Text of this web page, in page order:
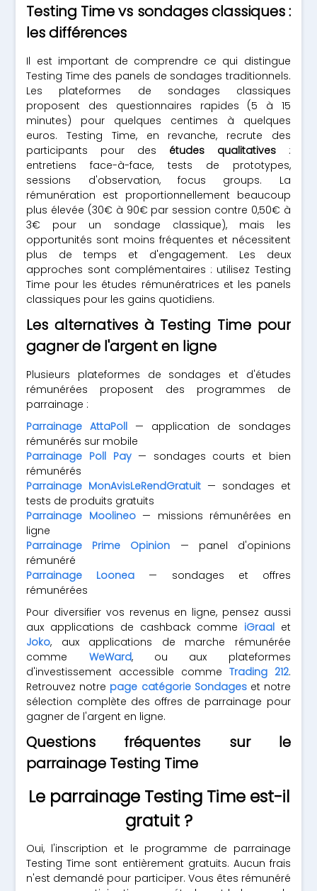
Testing Time vs sondages classiques :
les différences
Il est important de comprendre ce qui distingue
Testing Time des panels de sondages traditionnels.
Les plateformes de sondages classiques
proposent des questionnaires rapides (5 à 15
minutes) pour quelques centimes à quelques
euros. Testing Time, en revanche, recrute des
participants pour des études qualitatives:
entretiens face-à-face, tests de prototypes,
sessions d'observation, focus groups. La
rémunération est proportionnellement beaucoup
plus élevée (30€ à 90€ par session contre 0,50€ à
3€ pour un sondage classique), mais les
opportunités sont moins fréquentes et nécessitent
plus de temps et d'engagement. Les deux
approches sont complémentaires : utilisez Testing
Time pour les études rémunératrices et les panels
classiques pour les gains quotidiens.
Les alternatives à Testing Time pour
gagner de l'argent en ligne
Plusieurs plateformes de sondages et d'études
rémunérées proposent des programmes de
parrainage :
Parrainage AttaPoll — application de sondages
rémunérés sur mobile
Parrainage Poll Pay— sondages courts et bien
rémunérés
Parrainage MonAvisLeRendGratuit — sondages et
tests de produits gratuits
Parrainage Moolineo— missions rémunérées en
ligne
Parrainage Prime Opinion — panel d'opinions
rémunéré
Parrainage Loonea — sondages et offres
rémunérées
Pour diversifier vos revenus en ligne, pensez aussi
aux applications de cashback comme iGraalet
Joko, aux applications de marche rémunérée
comme WeWard, ou aux plateformes
d'investissement accessible comme Trading 212.
Retrouvez notre page catégorie Sondageset notre
sélection complète des offres de parrainage pour
gagner de l'argent en ligne.
Questions fréquentes sur le
parrainage Testing Time
Le parrainage Testing Time est-il
gratuit ?
Oui, l'inscription et le programme de parrainage
Testing Time sont entièrement gratuits. Aucun frais
n'est demandé pour participer. Vous êtes rémunéré